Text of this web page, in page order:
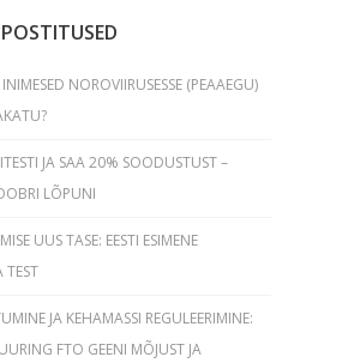
NOROVIIRUSESSE (PEAAEGU)
JA SAA 20% SOODUSTUST –
LÕPUNI
UUS TASE: EESTI ESIMENE
TEST
JA KEHAMASSI REGULEERIMINE:
FTO GEENI MÕJUST JA